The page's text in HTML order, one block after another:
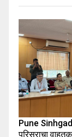
Pune
परिसराचा